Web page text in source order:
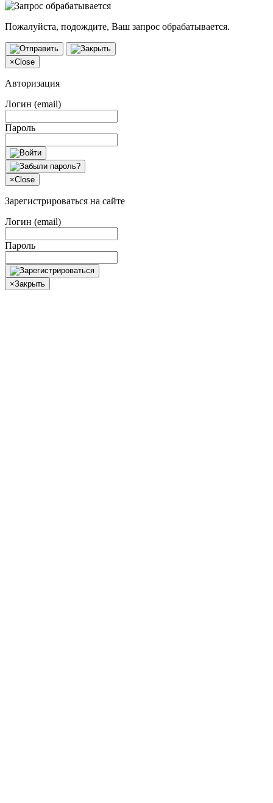
Пожалуйста, подождите, Ваш запрос обрабатывается.
×Close
Авторизация
Логин (email)
Пароль
×Close
Зарегистрироваться на сайте
Логин (email)
Пароль
×Закрыть